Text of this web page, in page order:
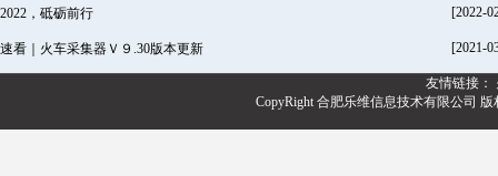
2022，砥砺前行 [2022-
速看｜火车采集器Ｖ９.30版本更新 [2021-
友情链接：
CopyRight 合肥乐维信息技术有限公司 版